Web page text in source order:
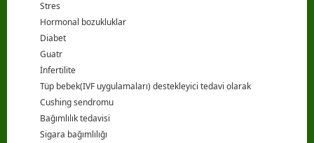
Stres
Hormonal bozukluklar
Diabet
Guatr
İnfertilite
Tüp bebek(IVF uygulamaları) destekleyici tedavi olarak
Cushing sendromu
Bağımlılık tedavisi
Sigara bağımlılığı